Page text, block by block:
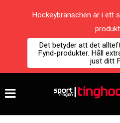
Hockeybranschen är i ett
Det betyder att det
Fynd-produkter. Håll
just ditt